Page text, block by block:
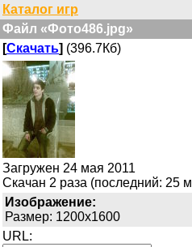
Каталог игр
Файл «Фото486.jpg»
[Скачать] (396.7Кб)
Загружен 24 мая 2011
Скачан 2 раза (последний: 25
Изображение:
Размер: 1200x1600
URL: